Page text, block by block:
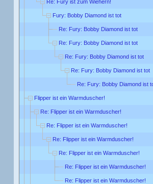
Re: Fury ist zum Wiehern!
Fury: Bobby Diamond ist tot
Re: Fury: Bobby Diamond ist tot
Re: Fury: Bobby Diamond ist tot
Re: Fury: Bobby Diamond ist tot
Re: Fury: Bobby Diamond ist tot
Re: Fury: Bobby Diamond ist
Flipper ist ein Warmduscher!
Re: Flipper ist ein Warmduscher!
Re: Flipper ist ein Warmduscher!
Re: Flipper ist ein Warmduscher!
Re: Flipper ist ein Warmduscher!
Re: Flipper ist ein Warmduscher!
Re: Flipper ist ein Warmduscher!